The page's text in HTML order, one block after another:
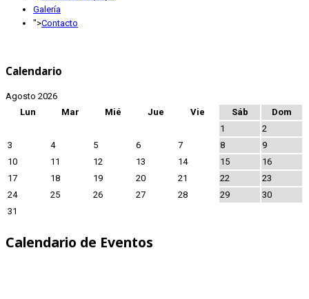
Galería
">Contacto
Calendario
Agosto 2026
Lun
Mar Mié Jue Vie Sáb
Dom
1
2
3
4 5 6 7 8
9
10
11 12 13 14 15
16
17
18 19 20 21 22
23
24
25 26 27 28 29
30
31
Calendario de Eventos